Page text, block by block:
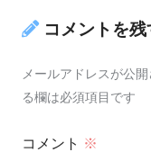
コメントを残
メールアドレスが公
る欄は必須項目です
コメント ※